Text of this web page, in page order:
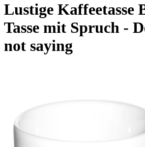
Lustige Kaffeetasse
Tasse mit Spruch -
not saying